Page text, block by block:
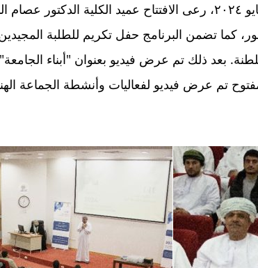
نظمت كلية الهندسة بجامعة ظفار يوماً مفتوحاً لطلبتها وذلك يوم الأربعاء الموافق ٢٢ مايو ٢٠٢٤، رعى
كما تضمن البرنامج حفل تكريم للطلبة المجيدين
بعد ذلك تم عرض فيديو بعنوان "أبناء
تم عرض فيديو لفعاليات وأنشطة الجماعة